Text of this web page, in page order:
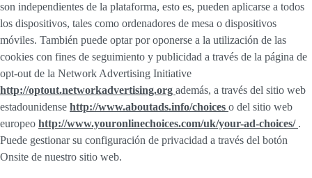
son independientes de la plataforma, esto es, pueden aplicarse a todos
los dispositivos, tales como ordenadores de mesa o dispositivos
móviles. También puede optar por oponerse a la utilización de las
cookies con fines de seguimiento y publicidad a través de la página de
opt-out de la Network Advertising Initiative
http://optout.networkadvertising.org además, a través del sitio web
estadounidense http://www.aboutads.info/choices o del sitio web
europeo http://www.youronlinechoices.com/uk/your-ad-choices/ .
Puede gestionar su configuración de privacidad a través del botón
Onsite de nuestro sitio web.